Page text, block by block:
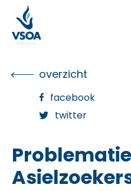
the
content
overzicht
facebook
twitter